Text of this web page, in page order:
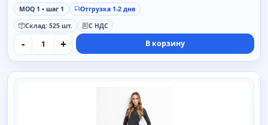
MOQ 1 • шаг 1
Отгрузка 1-2 дня
Склад: 525 шт.
С НДС
- + В корзину
SAIMAA